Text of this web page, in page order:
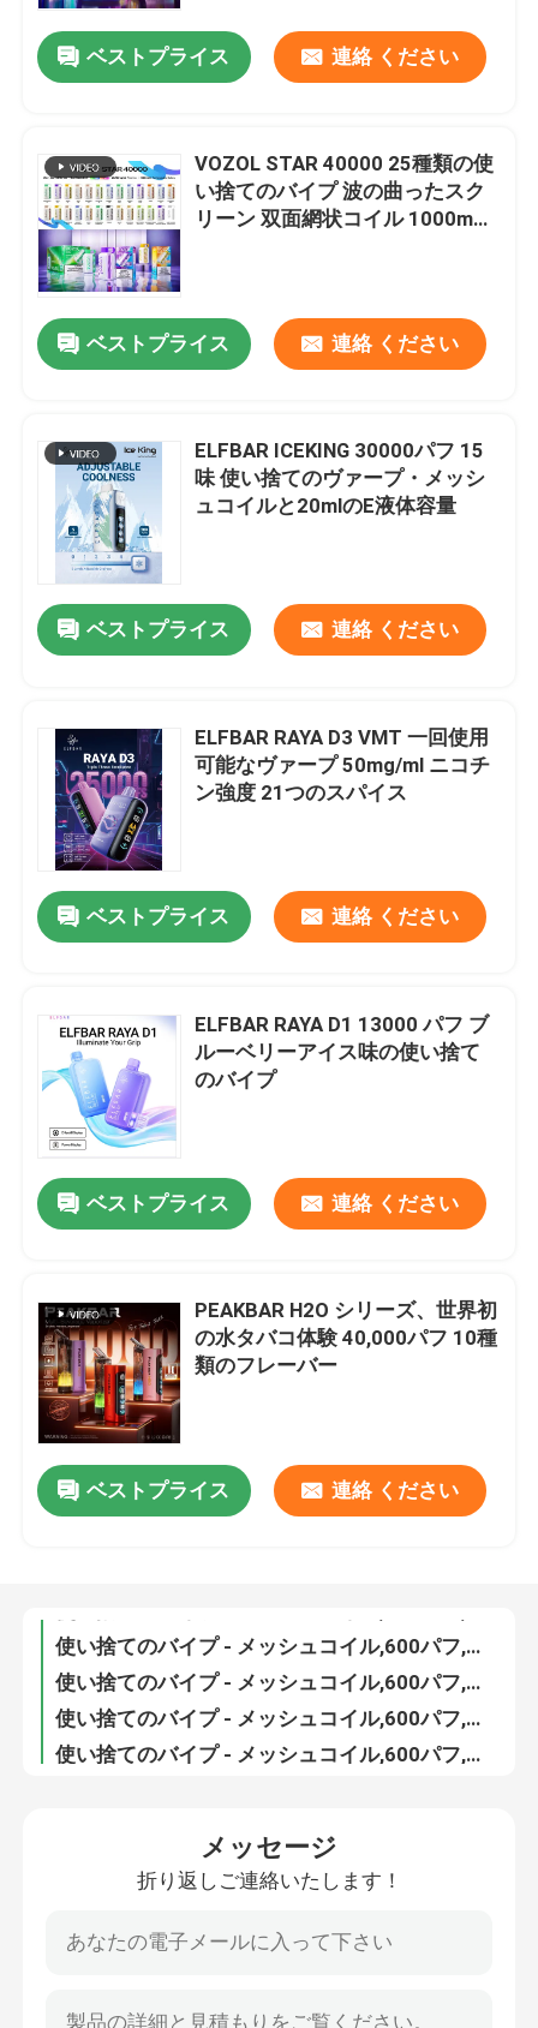
ホーム
製品
ビデオ
会社案内
品質管理
ボゾル・ワップ
ELFBAR 蒸気
ベストプライス 連絡 ください
VOZOL STAR 40000 25種類の使
い捨てのバイプ 波の曲ったスク
リーン 双面網状コイル 1000mAh
ベストプライス 連絡 ください
ELFBAR ICEKING 30000パフ 15
味 使い捨てのヴァープ・メッシ
ュコイルと20mlのE液体容量
ベストプライス 連絡 ください
ELFBAR RAYA D3 VMT 一回使用
可能なヴァープ 50mg/ml ニコチ
ン強度 21つのスパイス
ベストプライス 連絡 ください
ELFBAR RAYA D1 13000 パフ ブ
ルーベリーアイス味の使い捨て
のバイプ
ベストプライス 連絡 ください
PEAKBAR H2O シリーズ、世界初
の水タバコ体験 40,000パフ 10種
類のフレーバー
ベストプライス 連絡 ください
メッセージ
折り返しご連絡いたします！